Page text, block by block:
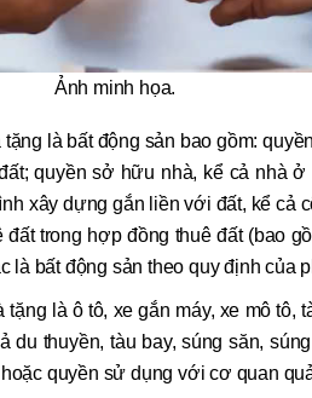
Ảnh minh họa.
là bất động sản bao gồm:
quyền sở hữu nhà, kể cả nhà
xây dựng gắn liền với đất, kể cả
trong hợp đồng thuê đất (bao
là bất động sản theo quy định của
là ô tô, xe gắn máy, xe mô tô,
du thuyền, tàu bay, súng săn,
quyền sử dụng với cơ quan